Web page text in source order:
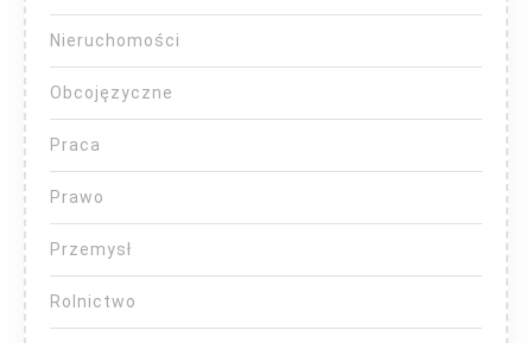
Nieruchomości
Obcojęzyczne
Praca
Prawo
Przemysł
Rolnictwo